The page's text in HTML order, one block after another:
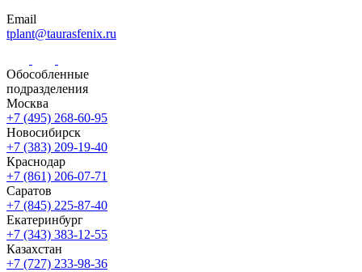
Email
tplant@taurasfenix.ru
Обособленные
подразделения
Москва
+7 (495) 268-60-95
Новосибирск
+7 (383) 209-19-40
Краснодар
+7 (861) 206-07-71
Саратов
+7 (845) 225-87-40
Екатеринбург
+7 (343) 383-12-55
Казахстан
+7 (727) 233-98-36